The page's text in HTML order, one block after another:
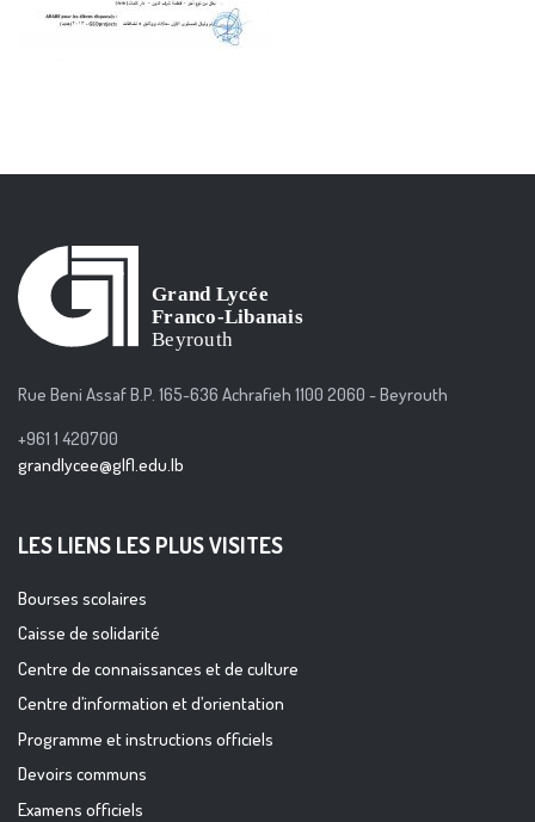
Rue Beni Assaf B.P. 165-636 Achrafieh 1100 2060 - Beyrouth
+961 1 420700
grandlycee@glfl.edu.lb
LES LIENS LES PLUS VISITES
Bourses scolaires
Caisse de solidarité
Centre de connaissances et de culture
Centre d’information et d’orientation
Programme et instructions officiels
Devoirs communs
Examens officiels